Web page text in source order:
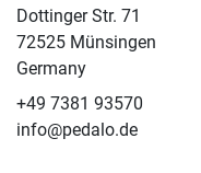
Dottinger Str. 71
72525 Münsingen
Germany
+49 7381 93570
info@pedalo.de